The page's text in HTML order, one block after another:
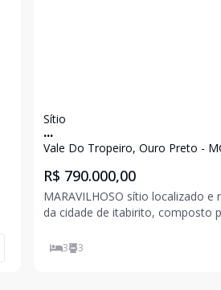
Sítio
...
Vale Do Tropeiro, Ouro Preto -
R$ 790.000,00
MARAVILHOSO sítio localizado
da cidade de itabirito, composto
e uma casa com acabamento
03 quartos sendo uma suíte,
3 3